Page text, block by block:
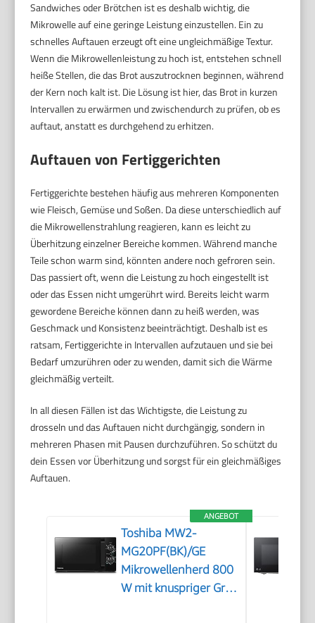
Sandwiches oder Brötchen ist es deshalb wichtig, die
Mikrowelle auf eine geringe Leistung einzustellen. Ein zu
schnelles Auftauen erzeugt oft eine ungleichmäßige Textur.
Wenn die Mikrowellenleistung zu hoch ist, entstehen schnell
heiße Stellen, die das Brot auszutrocknen beginnen, während
der Kern noch kalt ist. Die Lösung ist hier, das Brot in kurzen
Intervallen zu erwärmen und zwischendurch zu prüfen, ob es
auftaut, anstatt es durchgehend zu erhitzen.
Auftauen von Fertiggerichten
Fertiggerichte bestehen häufig aus mehreren Komponenten
wie Fleisch, Gemüse und Soßen. Da diese unterschiedlich auf
die Mikrowellenstrahlung reagieren, kann es leicht zu
Überhitzung einzelner Bereiche kommen. Während manche
Teile schon warm sind, könnten andere noch gefroren sein.
Das passiert oft, wenn die Leistung zu hoch eingestellt ist
oder das Essen nicht umgerührt wird. Bereits leicht warm
gewordene Bereiche können dann zu heiß werden, was
Geschmack und Konsistenz beeinträchtigt. Deshalb ist es
ratsam, Fertiggerichte in Intervallen aufzutauen und sie bei
Bedarf umzurühren oder zu wenden, damit sich die Wärme
gleichmäßig verteilt.
In all diesen Fällen ist das Wichtigste, die Leistung zu
drosseln und das Auftauen nicht durchgängig, sondern in
mehreren Phasen mit Pausen durchzuführen. So schützt du
dein Essen vor Überhitzung und sorgst für ein gleichmäßiges
Auftauen.
ANGEBOT
Toshiba MW2-
MG20PF(BK)/GE
Mikrowellenherd 800
W mit knuspriger Grill-